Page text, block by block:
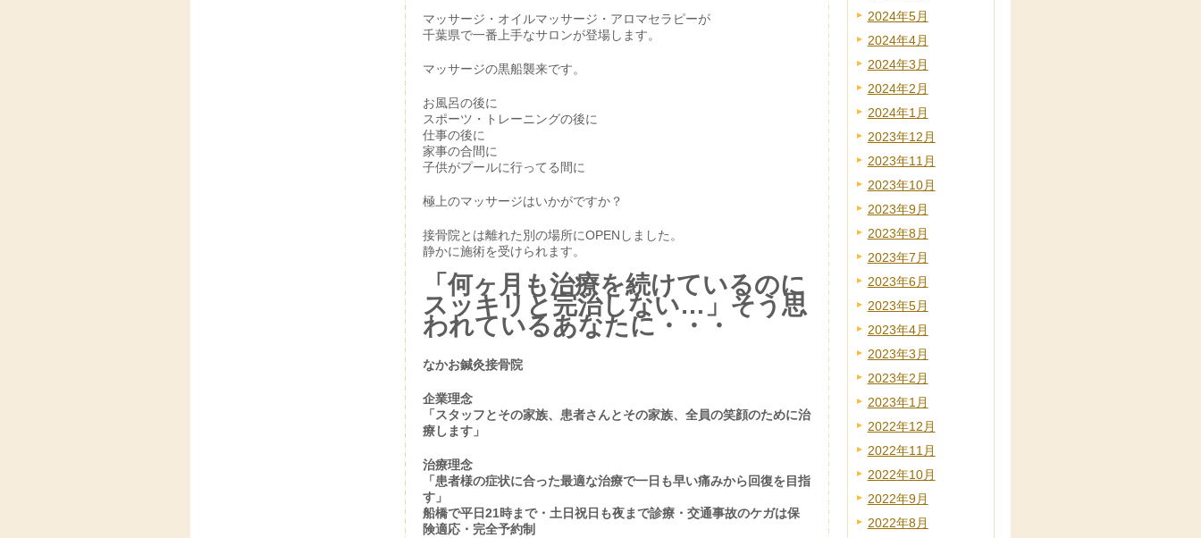
マッサージ・オイルマッサージ・アロマセラピーが
千葉県で一番上手なサロンが登場します。
マッサージの黒船襲来です。
お風呂の後に
スポーツ・トレーニングの後に
仕事の後に
家事の合間に
子供がプールに行ってる間に
極上のマッサージはいかがですか？
接骨院とは離れた別の場所にOPENしました。
静かに施術を受けられます。
「何ヶ月も治療を続けているのに
スッキリと完治しない…」そう思
われているあなたに・・・
なかお鍼灸接骨院
企業理念
「スタッフとその家族、患者さんとその家族、全員の笑顔のために治
療します」
治療理念
「患者様の症状に合った最適な治療で一日も早い痛みから回復を目指
す」
船橋で平日21時まで・土日祝日も夜まで診療・交通事故のケガは保
険適応・完全予約制
2024年5月
2024年4月
2024年3月
2024年2月
2024年1月
2023年12月
2023年11月
2023年10月
2023年9月
2023年8月
2023年7月
2023年6月
2023年5月
2023年4月
2023年3月
2023年2月
2023年1月
2022年12月
2022年11月
2022年10月
2022年9月
2022年8月